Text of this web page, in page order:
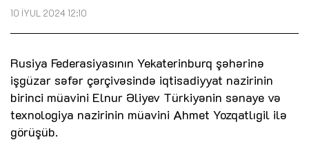
10 İYUL 2024 12:10
Rusiya Federasiyasının Yekaterinburq şəhərinə
işgüzar səfər çərçivəsində iqtisadiyyat nazirinin
birinci müavini Elnur Əliyev Türkiyənin sənaye və
texnologiya nazirinin müavini Ahmet Yozqatlıgil ilə
görüşüb.